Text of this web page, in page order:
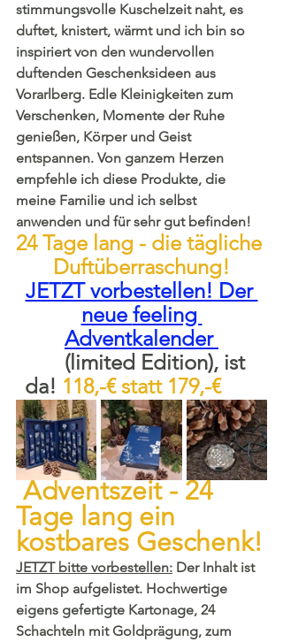
stimmungsvolle Kuschelzeit naht, es
duftet, knistert, wärmt und ich bin so
inspiriert von den wundervollen
duftenden Geschenksideen aus
Vorarlberg. Edle Kleinigkeiten zum
Verschenken, Momente der Ruhe
genießen, Körper und Geist
entspannen. Von ganzem Herzen
empfehle ich diese Produkte, die
meine Familie und ich selbst
anwenden und für sehr gut befinden!
24 Tage lang - die tägliche
Duftüberraschung!
JETZT vorbestellen! Der
neue feeling
Adventkalender
da!
Adventszeit - 24
Tage lang ein
kostbares Geschenk!
JETZT bitte vorbestellen: Der Inhalt ist
im Shop aufgelistet. Hochwertige
eigens gefertigte Kartonage, 24
Schachteln mit Goldprägung, zum